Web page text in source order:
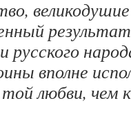
русского
вполне
любви, чем